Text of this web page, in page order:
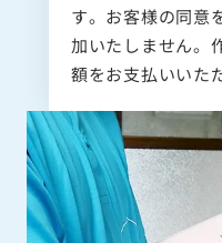
す。お客様の同意
加いたしません。
額をお支払いいた